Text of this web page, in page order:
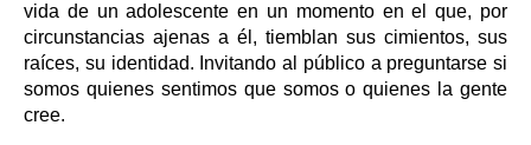
vida de un adolescente en un momento en el que, por
circunstancias ajenas a él, tiemblan sus cimientos, sus
raíces, su identidad. Invitando al público a preguntarse si
somos quienes sentimos que somos o quienes la gente
cree.